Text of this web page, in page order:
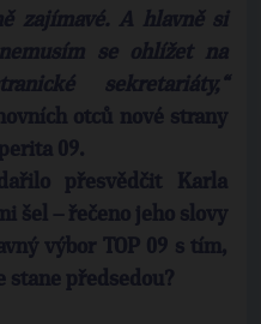
zajímavé. A hlavně si
se ohlížet na
sekretariáty,“
otců nové strany
09.
přesvědčit Karla
šel – řečeno jeho slovy
výbor TOP 09 s tím,
stane předsedou?